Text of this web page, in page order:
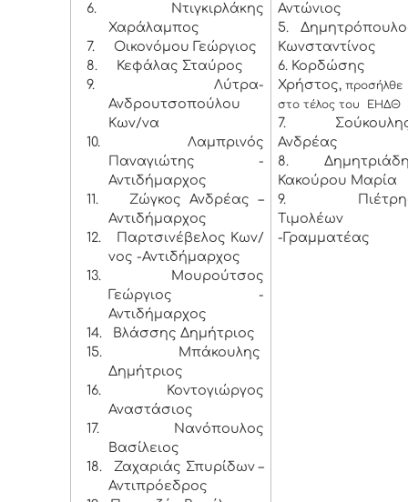
6.
Ντιγκιρλάκης
Χαράλαμπος
7.
Οικονόμου Γεώργιος
8.
Κεφάλας Σταύρος
9.
Λύτρα-
Ανδρουτσοπούλου
Κων/να
10.
Λαμπρινός
Παναγιώτης -
Αντιδήμαρχος
11.
Ζώγκος Ανδρέας –
Αντιδήμαρχος
12.
Παρτσινέβελος Κων/
νος -Αντιδήμαρχος
13.
Μουρούτσος
Γεώργιος -
Αντιδήμαρχος
14.
Βλάσσης Δημήτριος
15.
Μπάκουλης
Δημήτριος
16.
Κοντογιώργος
Αναστάσιος
17.
Νανόπουλος
Βασίλειος
18.
Ζαχαριάς Σπυρίδων –
Αντιπρόεδρος
Αντώνιος
5.
Κωνσταντίνος
6. Κορδώσης
Χρήστος,προσήλθε
στο τέλος του ΕΗΔΘ
7.
Ανδρέας
8.
Κακούρου Μαρία
9.
Τιμολέων
-Γραμματέας